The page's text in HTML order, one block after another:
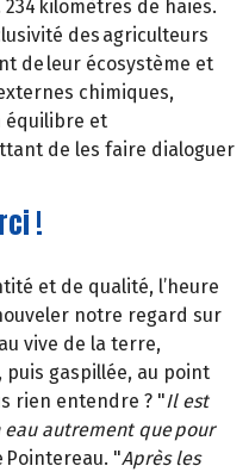
kilomètres de haies.
des agriculteurs
de leur écosystème et
chimiques,
équilibre et
de les faire dialoguer
!
et de qualité, l’heure
notre regard sur
vive de la terre,
gaspillée, au point
rien entendre ? "Il est
eau autrement que pour
Pointereau. "Après les